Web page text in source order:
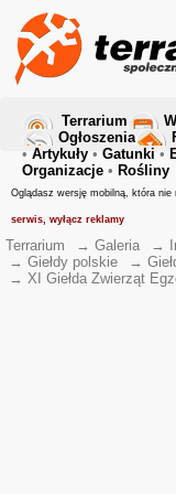
Terrarium
Ogłoszenia
• Artykuły • Gatunki •
Organizacje • Rośliny
Oglądasz wersję mobilną, która nie
serwis, wyłącz reklamy
Terrarium → Galeria →
→ Giełdy polskie →
→ XI Giełda Zwierząt